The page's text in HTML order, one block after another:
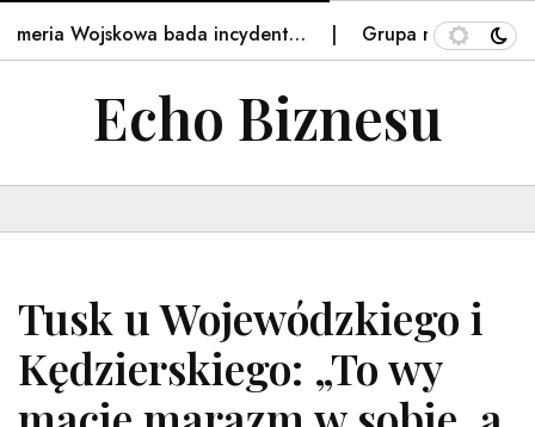
Wojskowa bada incydent… Grupa nastolatków
Echo Biznesu
Tusk u Wojewódzkiego i
Kędzierskiego: „To wy